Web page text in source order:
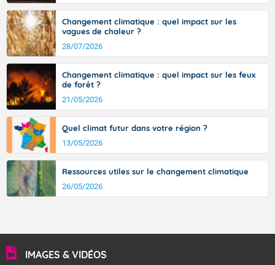
Changement climatique : quel impact sur les
vagues de chaleur ?
28/07/2026
Changement climatique : quel impact sur les feux
de forêt ?
21/05/2026
Quel climat futur dans votre région ?
13/05/2026
Ressources utiles sur le changement climatique
26/05/2026
IMAGES & VIDÉOS